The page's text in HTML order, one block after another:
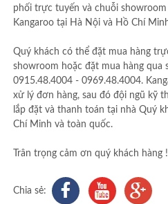
phối trực tuyến và chuỗi
Kangaroo tại Hà Nội và Hồ Chí
Quý khách có thể đặt mua hàng
showroom hoặc đặt mua hàng qua
0915.48.4004 - 0969.48.4004.
xử lý đơn hàng, sau đó đội ngũ kỹ
lắp đặt và thanh toán tại nhà Quý
Chí Minh và toàn quốc.
Trân trọng cảm ơn quý khách hàng !
Chia sẻ: